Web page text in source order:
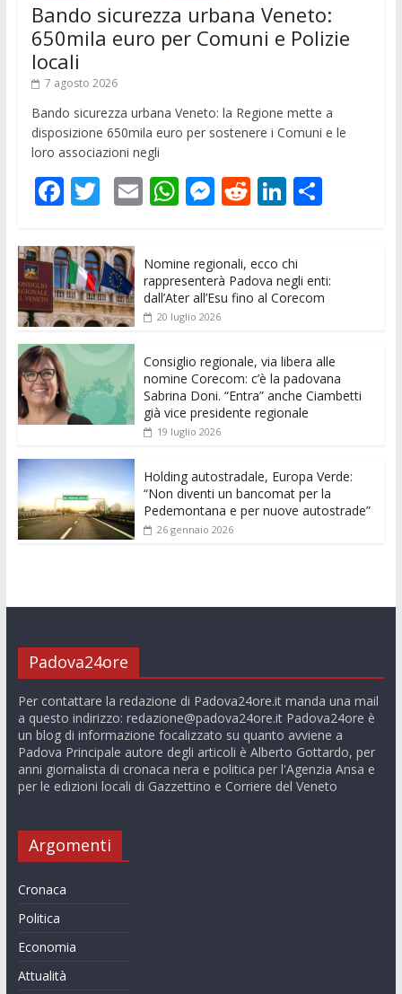
Bando sicurezza urbana Veneto:
650mila euro per Comuni e Polizie
locali
7 agosto 2026
Bando sicurezza urbana Veneto: la Regione mette a
disposizione 650mila euro per sostenere i Comuni e le
loro associazioni negli
F
e
b
o
o
k
T
itt
er
E
l
W
s
A
p
p
M
ss
e
n
er
R
di
t
Li
k
e
dI
C
di
vi
Nomine regionali, ecco chi
rappresenterà Padova negli enti:
dall’Ater all’Esu fino al Corecom
20 luglio 2026
Consiglio regionale, via libera alle
nomine Corecom: c’è la padovana
Sabrina Doni. “Entra” anche Ciambetti
già vice presidente regionale
19 luglio 2026
Holding autostradale, Europa Verde:
“Non diventi un bancomat per la
Pedemontana e per nuove autostrade”
26 gennaio 2026
Padova24ore
Per contattare la redazione di Padova24ore.it manda una mail
a questo indirizzo: redazione@padova24ore.itPadova24ore è
un blog di informazione focalizzato su quanto avviene a
Padova Principale autore degli articoli è Alberto Gottardo, per
anni giornalista di cronaca nera e politica per l'Agenzia Ansa e
per le edizioni locali di Gazzettino e Corriere del Veneto
Argomenti
Cronaca
Politica
Economia
Attualità